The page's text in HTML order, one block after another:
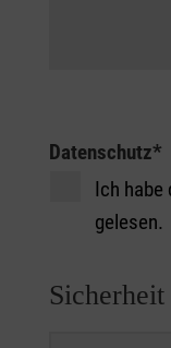
Datenschutz*
Ich habe
gelesen.
Sicherheit -